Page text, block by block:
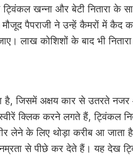
खन्ना और बेटी नितारा के
मौजूद पैपराजी ने उन्हें कैमरों में
लाख कोशिशों के बाद भी
है, जिसमें अक्षय कार से उतरते
क्लिक करने लगते हैं, ट्विंकल
लेने के लिए थोड़ा करीब आ
से पीछे कर देते हैं। यह देख